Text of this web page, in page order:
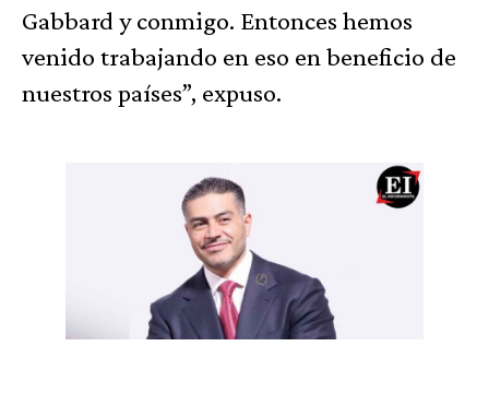
Gabbard y conmigo. Entonces hemos
venido trabajando en eso en beneficio de
nuestros países”, expuso.